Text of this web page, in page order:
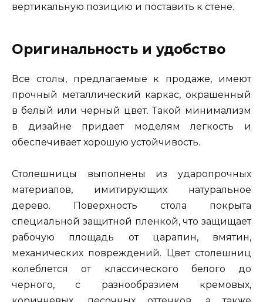
вертикальную позицию и поставить к стене.
Оригинальность и удобство
Все столы, предлагаемые к продаже, имеют
прочный металлический каркас, окрашенный
в белый или черный цвет. Такой минимализм
в дизайне придает моделям легкость и
обеспечивает хорошую устойчивость.
Столешницы выполнены из ударопрочных
материалов, имитирующих натуральное
дерево. Поверхность стола покрыта
специальной защитной пленкой, что защищает
рабочую площадь от царапин, вмятин,
механических повреждений. Цвет столешниц
колеблется от классического белого до
черного, с разнообразием кремовых,